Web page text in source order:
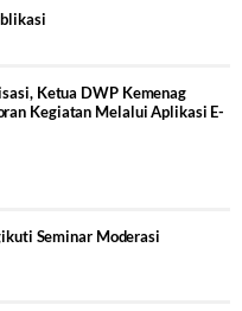
Ketua DWP Kemenag
Kegiatan Melalui Aplikasi E-
Seminar Moderasi